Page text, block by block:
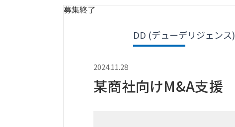
募集終了
DD (デューデリジェンス)
2024.11.28
某商社向けM&A支援